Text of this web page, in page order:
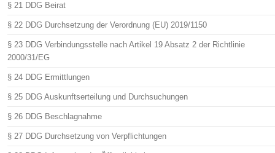
§ 21 DDG Beirat
§ 22 DDG Durchsetzung der Verordnung (EU) 2019/1150
§ 23 DDG Verbindungsstelle nach Artikel 19 Absatz 2 der Richtlinie
2000/31/EG
§ 24 DDG Ermittlungen
§ 25 DDG Auskunftserteilung und Durchsuchungen
§ 26 DDG Beschlagnahme
§ 27 DDG Durchsetzung von Verpflichtungen